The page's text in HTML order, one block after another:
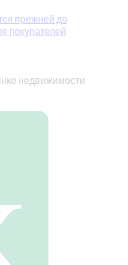
прежней до
покупателей
недвижимости